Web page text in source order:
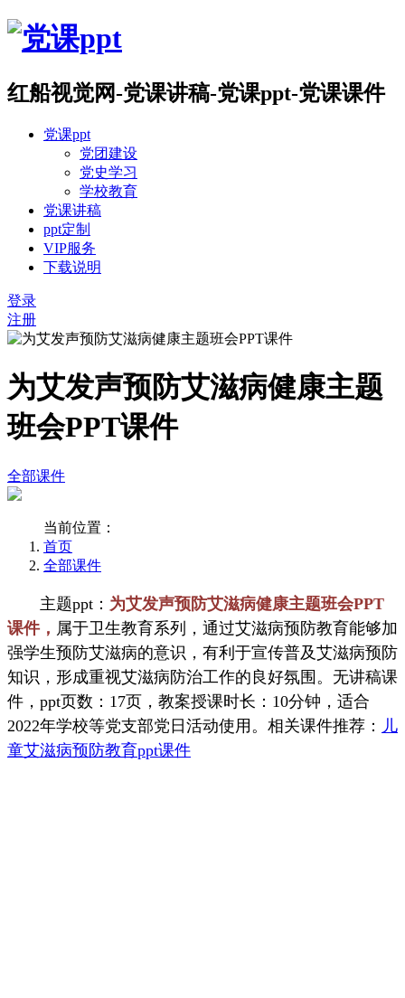
红船视觉网-党课讲稿-党课ppt-党课课件
党课ppt
党团建设
党史学习
学校教育
党课讲稿
ppt定制
VIP服务
下载说明
登录
注册
为艾发声预防艾滋病健康主题
班会PPT课件
全部课件
当前位置：
首页
全部课件
主题ppt： 为艾发声预防艾滋病健康主题班会PPT
课件， 属于卫生教育系列，通过艾滋病预防教育能够加
强学生预防艾滋病的意识，有利于宣传普及艾滋病预防
知识，形成重视艾滋病防治工作的良好氛围。无讲稿课
件，ppt页数：17页，教案授课时长：10分钟，适合
2022年学校等党支部党日活动使用。相关课件推荐： 儿
童艾滋病预防教育ppt课件